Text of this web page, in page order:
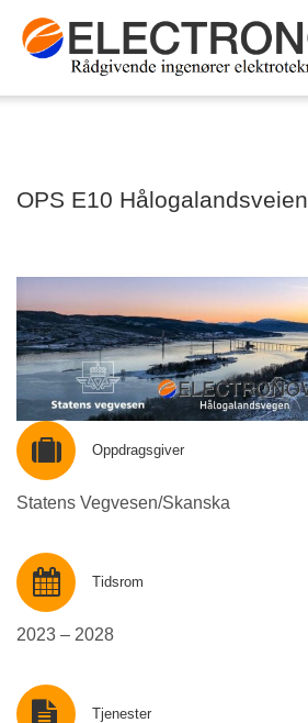
OPS E10 Hålogalandsveien
Oppdragsgiver
Statens Vegvesen/Skanska
Tidsrom
2023 – 2028
Tjenester